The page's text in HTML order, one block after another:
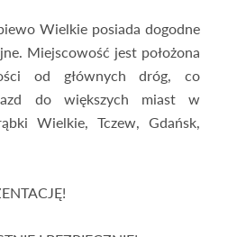
Wielkie posiada dogodne
Miejscowość jest położona
od głównych dróg, co
do większych miast w
Wielkie, Tczew, Gdańsk,